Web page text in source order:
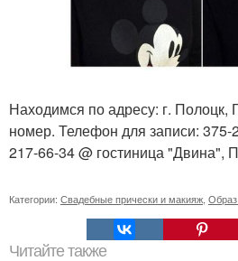
Находимся по адресу: г. Полоцк,
номер. Телефон для записи: 375-
217-66-34 @ гостиница "Двина",
Категории: Свадебные прически и макияж
Читайте также